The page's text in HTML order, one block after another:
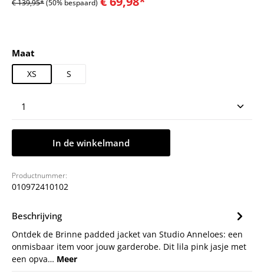
€ 139,95*(50% bespaard)
Selecteer
Maat
XS S
Producthoeveelheid: Voer de gewenste
In de winkelmand
Productnummer:
010972410102
Beschrijving
Ontdek de Brinne padded jacket van Studio Anneloes: een
onmisbaar item voor jouw garderobe. Dit lila pink jasje met
een opva… Meer